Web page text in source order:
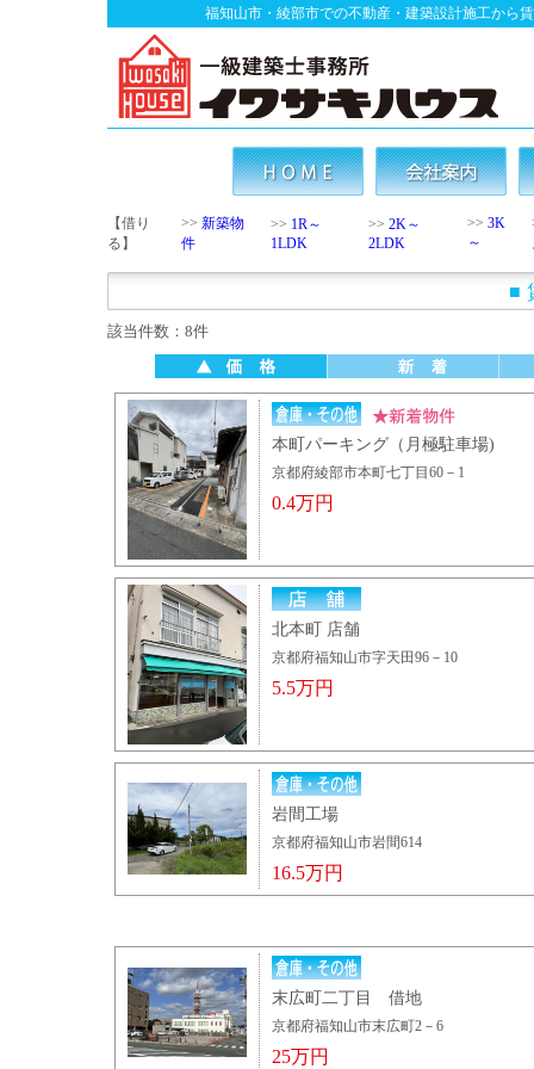
福知山市・綾部市での不動産・建築設計施工から
【借り
る】
>> 新築物
件
>> 1R～
1LDK
>> 2K～
2LDK
>> 3K
～
■
該当件数：8件
本町パーキング（月極駐車場)
京都府綾部市本町七丁目60－1
0.4万円
北本町 店舗
京都府福知山市字天田96－10
5.5万円
岩間工場
京都府福知山市岩間614
16.5万円
末広町二丁目 借地
京都府福知山市末広町2－6
25万円